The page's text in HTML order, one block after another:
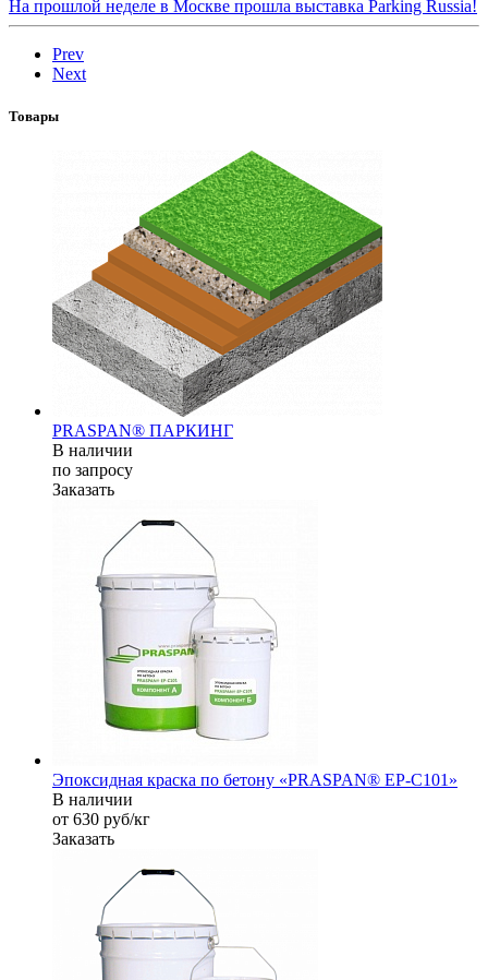
На прошлой неделе в Москве прошла выставка Parking Russia!
Prev
Next
Товары
PRASPAN® ПАРКИНГ
В наличии
по запросу
Заказать
Эпоксидная краска по бетону «PRASPAN® EP-C101»
В наличии
от 630 руб/кг
Заказать